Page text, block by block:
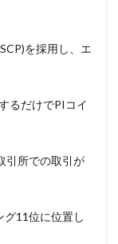
を採用し、エ
るだけでPIコイ
引所での取引が
11位に位置し